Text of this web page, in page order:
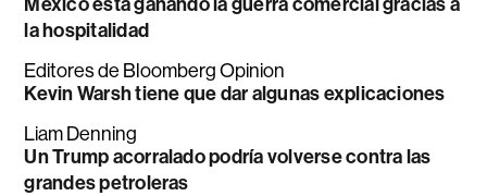
la hospitalidad
Editores de Bloomberg Opinion
Kevin Warsh tiene que dar algunas explicaciones
Liam Denning
Un Trump acorralado podría volverse contra las
grandes petroleras